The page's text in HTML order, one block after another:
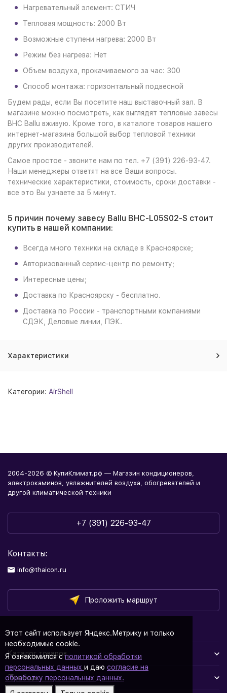
Этот сайт использует Яндекс.Метрику и только
необходимые cookie.
Я ознакомился сполитикой обработки
персональных данных и даю согласие на
обработку персональных данных.
Нагревательный элемент: СТИЧ
Тепловая мощность: 2000 Вт
Возможные ступени нагрева: 2000 Вт
Режим без нагрева: Нет
Объем воздуха, прокачиваемого за час: 300
Способ монтажа: горизонтальный подвесной
Будем рады, если Вы посетите наш выставочный зал. В
магазине можно посмотреть, как выглядят тепловые завесы
BHC Ballu вживую. Кроме того, в каталоге товаров нашего
интернет-магазина большой выбор тепловой техники
других производителей.
Самое простое - звоните нам по тел. +7 (391) 226-93-47.
Наши менеджеры ответят на все Ваши вопросы.
технические характеристики, стоимость, сроки доставки -
все это Вы узнаете за 5 минут.
5 причин почему завесу Ballu BHC-L05S02-S стоит
купить в нашей компании:
Всегда много техники на складе в Красноярске;
Авторизованный сервис-центр по ремонту;
Интересные цены;
Доставка по Красноярску - бесплатно.
Доставка по России - транспортными компаниями
СДЭК, Деловые линии, ПЭК.
Характеристики
Категории: AirShell
2004-2026 © КупиКлимат.рф — Магазин кондиционеров,
электрокаминов, увлажнителей воздуха, обогревателей и
другой климатической техники
+7 (391) 226-93-47
Контакты:
info@thaicon.ru
Проложить маршрут
Каталог товаров
Помощь